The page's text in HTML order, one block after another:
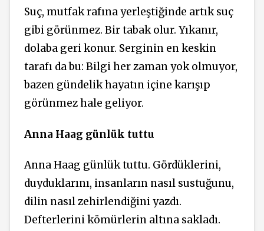
Suç, mutfak rafına yerleştiğinde artık suç
gibi görünmez. Bir tabak olur. Yıkanır,
dolaba geri konur. Serginin en keskin
tarafı da bu: Bilgi her zaman yok olmuyor,
bazen gündelik hayatın içine karışıp
görünmez hale geliyor.
Anna Haag günlük tuttu
Anna Haag günlük tuttu. Gördüklerini,
duyduklarını, insanların nasıl sustuğunu,
dilin nasıl zehirlendiğini yazdı.
Defterlerini kömürlerin altına sakladı.